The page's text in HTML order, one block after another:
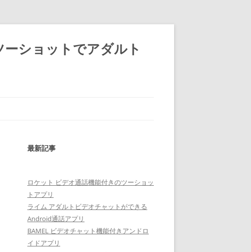
ショットでアダルト
最新記事
ロケット ビデオ通話機能付きのツーショッ
トアプリ
ライム アダルトビデオチャットができる
Android通話アプリ
BAMEL ビデオチャット機能付きアンドロ
イドアプリ